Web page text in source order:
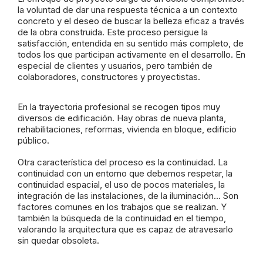
la voluntad de dar una respuesta técnica a un contexto
concreto y el deseo de buscar la belleza eficaz a través
de la obra construida. Este proceso persigue la
satisfacción, entendida en su sentido más completo, de
todos los que participan activamente en el desarrollo. En
especial de clientes y usuarios, pero también de
colaboradores, constructores y proyectistas.
En la trayectoria profesional se recogen tipos muy
diversos de edificación. Hay obras de nueva planta,
rehabilitaciones, reformas, vivienda en bloque, edificio
público.
Otra característica del proceso es la continuidad. La
continuidad con un entorno que debemos respetar, la
continuidad espacial, el uso de pocos materiales, la
integración de las instalaciones, de la iluminación… Son
factores comunes en los trabajos que se realizan. Y
también la búsqueda de la continuidad en el tiempo,
valorando la arquitectura que es capaz de atravesarlo
sin quedar obsoleta.